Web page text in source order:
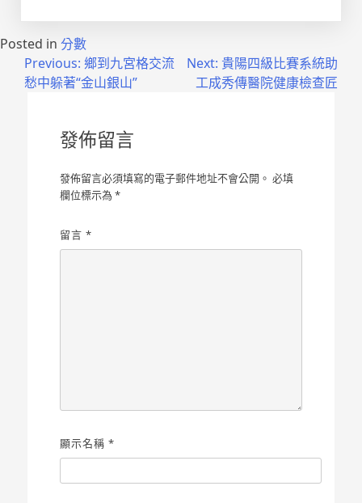
Posted in 分數
Previous: 鄉到九宮格交流
愁中躲著“金山銀山”
Next: 貴陽四級比賽系統助
工成秀傳醫院健康檢查匠
發佈留言
發佈留言必須填寫的電子郵件地址不會公開。 必填
欄位標示為*
留言*
顯示名稱*